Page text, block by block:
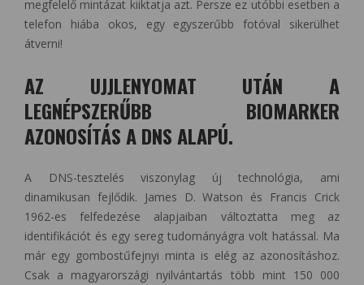
megfelelő mintázat kiiktatja azt. Persze ez utóbbi esetben a
telefon hiába okos, egy egyszerűbb fotóval sikerülhet
átverni!
AZ UJJLENYOMAT UTÁN A
LEGNÉPSZERŰBB BIOMARKER
AZONOSÍTÁS A DNS ALAPÚ.
A DNS-tesztelés viszonylag új technológia, ami
dinamikusan fejlődik. James D. Watson és Francis Crick
1962-es felfedezése alapjaiban változtatta meg az
identifikációt és egy sereg tudományágra volt hatással. Ma
már egy gombostűfejnyi minta is elég az azonosításhoz.
Csak a magyarországi nyilvántartás több mint 150 000